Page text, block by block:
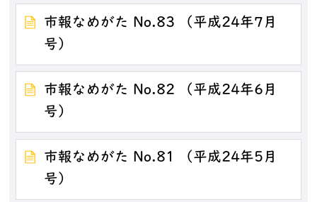
市報なめがた No.83 （平成24年7月
号）
市報なめがた No.82 （平成24年6月
号）
市報なめがた No.81 （平成24年5月
号）